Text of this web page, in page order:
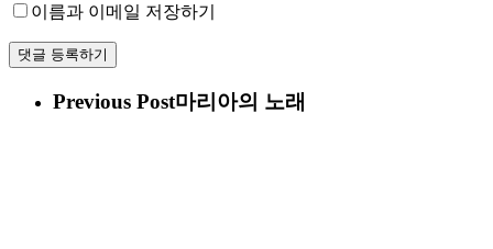
이름과 이메일 저장하기
Previous Post마리아의 노래